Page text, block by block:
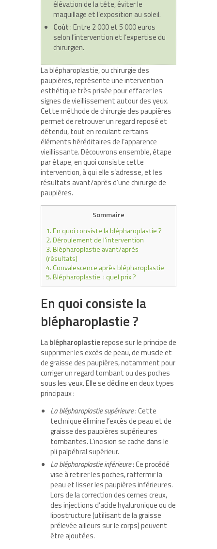
élévation de la tête, éviter le
maquillage et l’exposition au soleil.
Coût: Entre 2 000 et 5 000 euros
selon l’intervention et l’expertise du
chirurgien.
La blépharoplastie, ou chirurgie des
paupières, représente une intervention
esthétique très prisée pour effacer les
signes de vieillissement autour des yeux.
Cette méthode de chirurgie des paupières
permet de retrouver un regard reposé et
détendu, tout en reculant certains
éléments héréditaires de l’apparence
vieillissante. Découvrons ensemble, étape
par étape, en quoi consiste cette
intervention, à qui elle s’adresse, et les
résultats avant/après d’une chirurgie de
paupières.
Sommaire
1.En quoi consiste la blépharoplastie ?
2.Déroulement de l’intervention
3.Blépharoplastie avant/après
(résultats)
4.Convalescence après blépharoplastie
5.Blépharoplastie : quel prix ?
En quoi consiste la
blépharoplastie ?
Lablépharoplastierepose sur le principe de
supprimer les excès de peau, de muscle et
de graisse des paupières, notamment pour
corriger un regard tombant ou des poches
sous les yeux. Elle se décline en deux types
principaux :
La blépharoplastie supérieure: Cette
technique élimine l’excès de peau et de
graisse des paupières supérieures
tombantes. L’incision se cache dans le
pli palpébral supérieur.
La blépharoplastie inférieure: Ce procédé
vise à retirer les poches, raffermir la
peau et lisser les paupières inférieures.
Lors de la correction des cernes creux,
des injections d’acide hyaluronique ou de
lipostructure (utilisant de la graisse
prélevée ailleurs sur le corps) peuvent
être ajoutées.